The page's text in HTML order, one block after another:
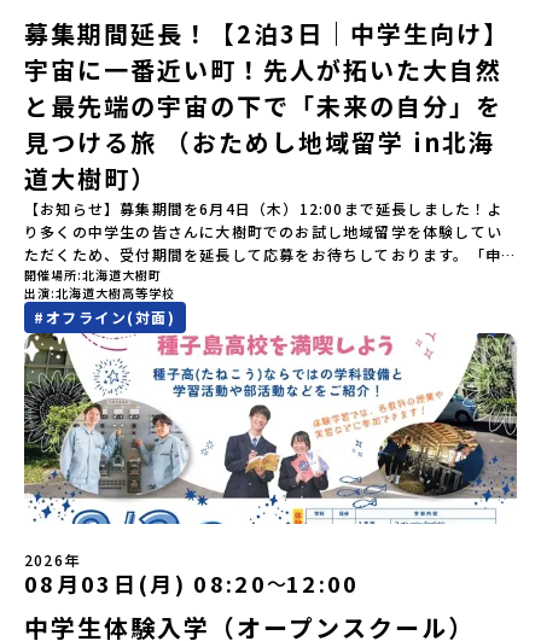
「参加者向け事前オンライン研修」をご案内する予定です。必ず参
加をお願いします。【集合場所・時間】7月4日(土) 12：00 JR有田
駅※12：00までにJR有田駅に到着する便で手配ください。【解散場
所・時間】7月5日(日) 13：00頃 JR有田駅【対象】中学2年生、中
学3年生【宿泊先】ありこや（佐賀県西松浦郡有田町）※地域みらい
留学生が活用している宿泊施設（シェアハウス）です。※1室1名で
宿泊いただく予定です。 【旅行代金】無料※旅行代金に含まれる費
用のうち、以下の内容が無料となります：・宿泊費（1泊分）・プロ
グラム内のアクティビティ・体験費用・一部の食事代*以下の費用は
参加者のご負担となります・集合場所までの往復交通費・お土産代
や自由時間の個人飲食費などの個人的費用【募集人数】最大5名（お
申し込み多数の場合は抽選の上決定）【参加者決定】お申し込み多
数の場合は、締め切り後1週間を目途に当落結果をご連絡いたしま
す。【申し込み受付期間】5月7日(木)12：00 から 5月21日(木)
12：00まで疑問も不安もワクワクに変える！「おためし地域留学」
ステップアップ説明会プログラムの内容を詳しく知りたい方や、お
申し込みを迷われている方向けにZoomでのオンライン配信を行い
ます。知りたい情報のレベルに合わせて、以下の2つのステップをご
活用ください。【STEP 1】全体オンライン説明会〜まずは「おため
し地域留学」を知りたい方へ〜日本全国20以上の地域から選んで参
加できる「おためし地域留学」の全体像や魅力について、説明会を
開催しました。中学生一人での参加にあたり、保護者様が特に気に
なる「安全面」や「事務局のサポート体制」についても詳しく解説
しています。ぜひ、ご自宅からお気軽にご視聴ください。▶︎ [アーカ
イブ動画を視聴する]YouTube：
https://youtu.be/Yt8nd04aNgA?
si=e5erbspvwz5O8_uF【STEP 2】有田町プログラム説明会〜
本一の広さを誇る「すずらん」が咲く花畑や、和牛がのんびりと過
ごす放牧地。日本一の清流に選ばれたこともある、ヤマメやニジマ
スが泳ぐ「沙流川（さるがわ）」。他の地域では見ることのできな
い圧倒的スケールの自然を味わうことができます。さらに、源義経
（みなもとのよしつね）とも縁が深いとされている地域で、義経を
祀った神社や公園などが存在し、アイヌ民族と日本の歴史を交差す
る瞬間を肌で体感できる町です。北の大地で育まれた「アイヌ文
化」とは？「アイヌ」の文化は北海道を中心とした北部周辺で、先
住民族である「アイヌ民族」によって大切に育まれてきた文化で
す。日本語とは異なる響きを持つ「アイヌ語」や、自然界のあらゆ
る物に「魂」が宿ると考える「精神文化」、祭りや家庭での行事な
どに踊られる「古式舞踊」、独特の文様による刺繍（ししゅう）、
木彫り等の工芸など、ユニークな文化が存在します。アイヌ文化で
は、人間のまわりに存在する生き物や自然のチカラ、暮らしの道具
のうち、人間にとって大切な役割を持っているものを「カムイ」と
呼んでいます。いつも自分たちを見守ってくれているもの、例え
ば、身近な動植物や、暮らしに欠かせない火、水、風、そして雄大
な山や川などもすべて「カムイ」です。この文化と精神性をテーマ
にした大人気マンガ「ゴールデンカムイ」は、累計3000万部以上販
売され、2026年3月に映画の続編も公開されるなど注目を集めてい
ます。今回は、平取町の中でもアイヌ文化に触れることのできる
「二風谷（にぶたに）コタン」へ出発！アイヌの家や暮らし、食な
どを体感することができます。ぜひ現地で味わってみてください
生との特別な交流この旅の大きな魅力は、地元の「平取高校」の先
輩たちと過ごす時間です。 ただ校舎を眺める見学ではありません。
高校生が自ら企画したアクティビティを通じて、年の近い先輩たち
募集期間延長！【2泊3日｜中学生向け】
宇宙に一番近い町！先人が拓いた大自然
と最先端の宇宙の下で「未来の自分」を
見つける旅 （おためし地域留学 in北海
道大樹町）
【お知らせ】募集期間を6月4日（木）12:00まで延長しました！よ
り多くの中学生の皆さんに大樹町でのお試し地域留学を体験してい
ただくため、受付期間を延長して応募をお待ちしております。「申
し込みのタイミングを逃してしまった」という方も、この機会にぜ
ひ一歩踏み出してみませんか？※都合により締め切りを早める場合
がございます。お早目にご応募ください！-------------------------
-------------------＼返還不要・3年間最大72万／💡北海道の高校留
学に【毎月2万円】の給付型奨学金～夢に向かって一歩踏み出す、あ
なたの未来を応援！～ 詳細・条件はこちらから------------------
--------------------------ーーーーーーーーーーーーーーーーーー
ーーーーーーーーーーーーーー＜体験費・宿泊費が無料！＞民間ロ
ケットの打ち上げ成功で話題になった町！ 北海道の「宇宙版シリコ
ンバレー」を目指す大樹町で、最先端テクノロジーとどこまでも続
く大自然を肌で感じてみませんか？「地元以外の地域の暮らしが気
になる。いつか留学してみたい！」「自分の進学や将来の可能性を
もっとひらきたい！ 」「自然が好きでもっと触れてあそびたい！」
そんな中学生のみなさんにおすすめ！「おためし地域留学体験」
は、日本全国約200の高校と連携し、地域の枠を超えて学校生活を送
る「地域みらい留学」をプチ体験できるプログラムです。はじめて
開催場所 北海道大樹町
出演 北海道大樹高等学校
#オフライン(対面)
2026年
08月03日(月) 08:20〜12:00
中学生体験入学（オープンスクール）